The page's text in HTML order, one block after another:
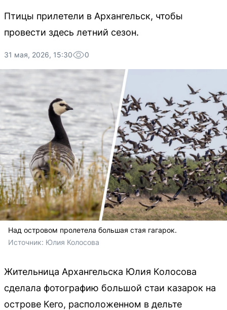
Птицы прилетели в Архангельск, чтобы
провести здесь летний сезон.
31 мая, 2026, 15:30 0
Над островом пролетела большая стая гагарок.
Источник: Юлия Колосова
Жительница Архангельска Юлия Колосова
сделала фотографию большой стаи казарок на
острове Кего, расположенном в дельте